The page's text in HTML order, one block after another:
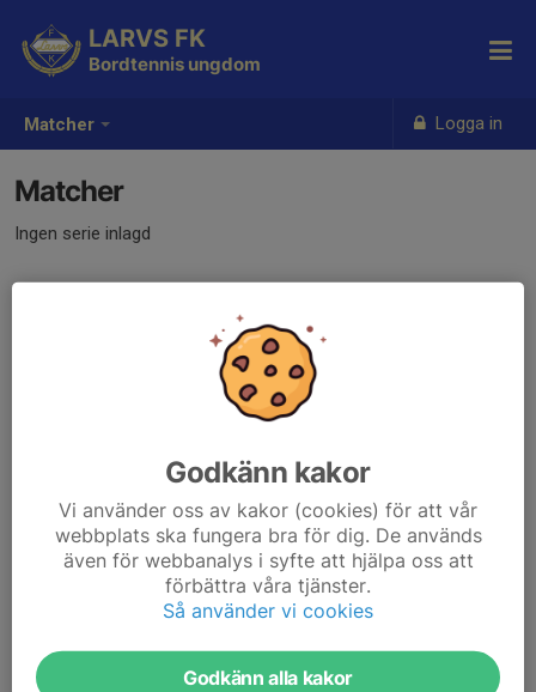
Matcher Logga in
LARVS FK
Bordtennis ungdom
Matcher
Ingen serie inlagd
Godkänn kakor
Vi använder oss av kakor (cookies) för att vår
webbplats ska fungera bra för dig. De används
även för webbanalys i syfte att hjälpa oss att
förbättra våra tjänster.
Så använder vi cookies
Godkänn alla kakor